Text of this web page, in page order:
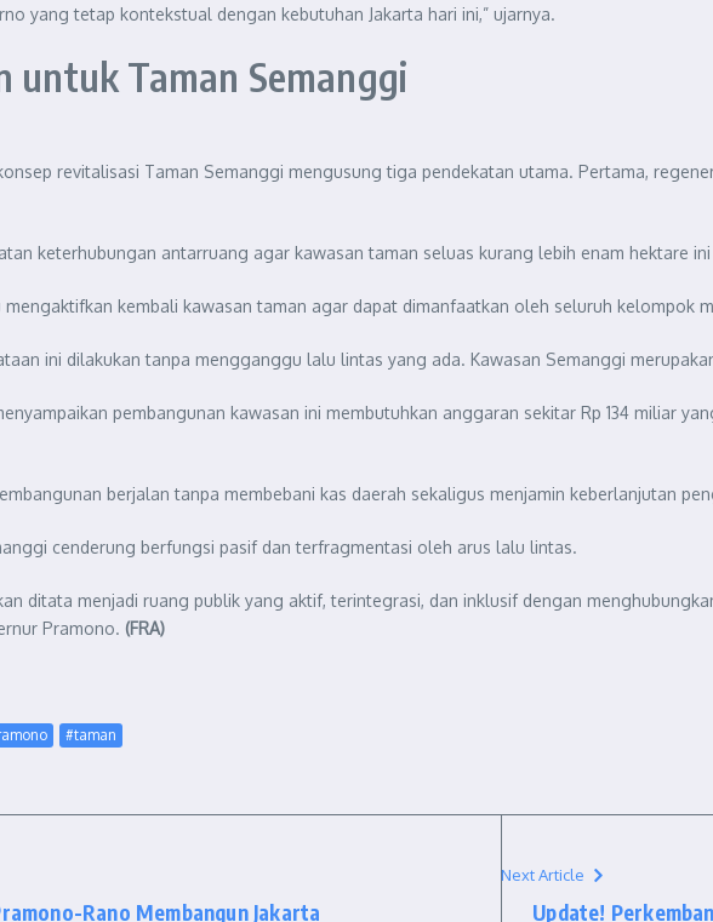
yang tetap kontekstual dengan kebutuhan Jakarta hari ini,” ujarnya.
untuk Taman Semanggi
revitalisasi Taman Semanggi mengusung tiga pendekatan utama. Pertama,
keterhubungan antarruang agar kawasan taman seluas kurang lebih enam hektare
mengaktifkan kembali kawasan taman agar dapat dimanfaatkan oleh seluruh kelompok
ini dilakukan tanpa mengganggu lalu lintas yang ada. Kawasan Semanggi
pembangunan kawasan ini membutuhkan anggaran sekitar Rp 134 miliar
berjalan tanpa membebani kas daerah sekaligus menjamin keberlanjutan
cenderung berfungsi pasif dan terfragmentasi oleh arus lalu lintas.
ditata menjadi ruang publik yang aktif, terintegrasi, dan inklusif dengan
Pramono. (FRA)
#taman
Rano Membangun Jakarta
Next Article
Update!